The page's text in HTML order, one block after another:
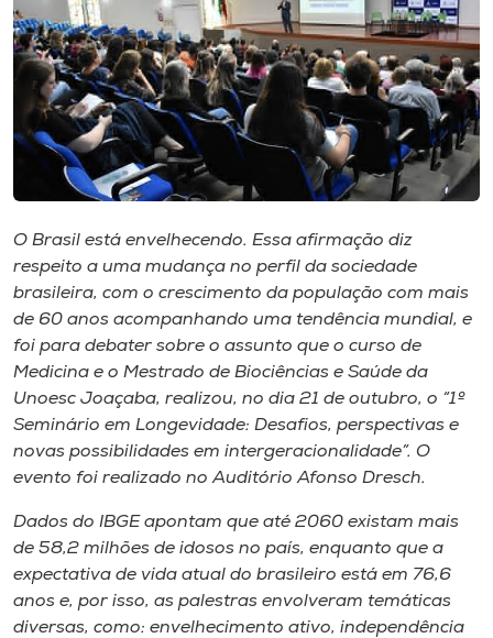
Biblioteca
Editora
Rádio
Museu
Unoesc
Store
Selecione
A-
O Brasil está envelhecendo. Essa afirmação diz
respeito a uma mudança no perfil da sociedade
brasileira, com o crescimento da população com mais
de 60 anos acompanhando uma tendência mundial, e
foi para debater sobre o assunto que o curso de
Medicina e o Mestrado de Biociências e Saúde da
Unoesc Joaçaba, realizou, no dia 21 de outubro, o “1º
Seminário em Longevidade: Desafios, perspectivas e
novas possibilidades em intergeracionalidade”. O
evento foi realizado no Auditório Afonso Dresch.
Dados do IBGE apontam que até 2060 existam mais
de 58,2 milhões de idosos no país, enquanto que a
expectativa de vida atual do brasileiro está em 76,6
anos e, por isso, as palestras envolveram temáticas
diversas, como: envelhecimento ativo, independência